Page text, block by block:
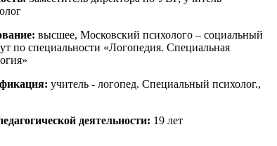
высшее, Московский психолого – социальный
по специальности «Логопедия. Специальная
учитель - логопед. Специальный психолог.,
деятельности: 19 лет